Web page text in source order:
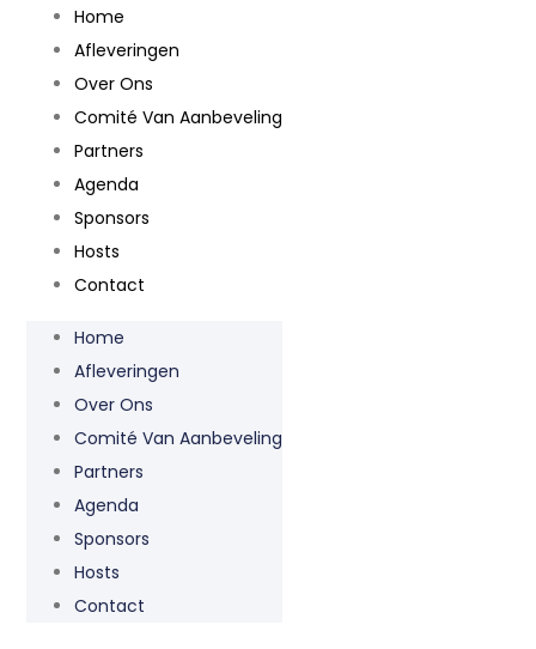
Home
Afleveringen
Over Ons
Comité Van Aanbeveling
Partners
Agenda
Sponsors
Hosts
Contact
Home
Afleveringen
Over Ons
Comité Van Aanbeveling
Partners
Agenda
Sponsors
Hosts
Contact